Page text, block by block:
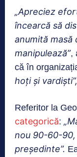
„Apreciez
încearcă să
anumită masă
manipulează”,
că în
hoți și vardiști”,
Referitor la
categorică:
nou 90-60-90,
președinte”.